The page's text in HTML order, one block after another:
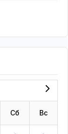
Сб Вс